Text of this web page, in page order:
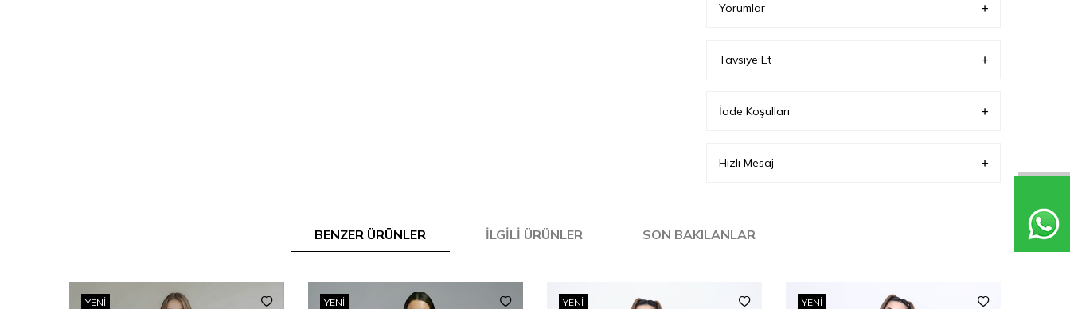
Yorumlar
Tavsiye Et
İade Koşulları
Hızlı Mesaj
BENZER ÜRÜNLER İLGILI ÜRÜNLER SON BAKILANLAR
YENI YENI YENI YENI